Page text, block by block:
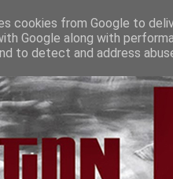
cookies from Google to
Google along with
to detect and address